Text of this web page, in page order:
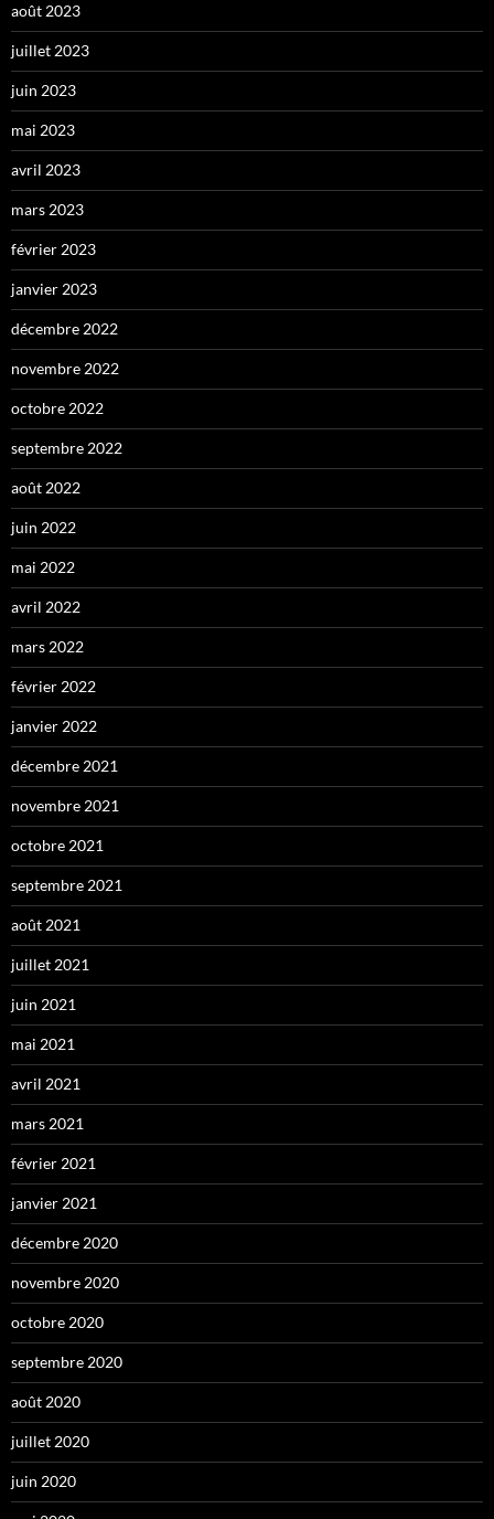
août 2023
juillet 2023
juin 2023
mai 2023
avril 2023
mars 2023
février 2023
janvier 2023
décembre 2022
novembre 2022
octobre 2022
septembre 2022
août 2022
juin 2022
mai 2022
avril 2022
mars 2022
février 2022
janvier 2022
décembre 2021
novembre 2021
octobre 2021
septembre 2021
août 2021
juillet 2021
juin 2021
mai 2021
avril 2021
mars 2021
février 2021
janvier 2021
décembre 2020
novembre 2020
octobre 2020
septembre 2020
août 2020
juillet 2020
juin 2020